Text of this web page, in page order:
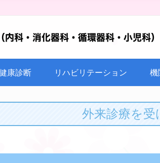
康診断 リハビリテーション 機
外来診療を受